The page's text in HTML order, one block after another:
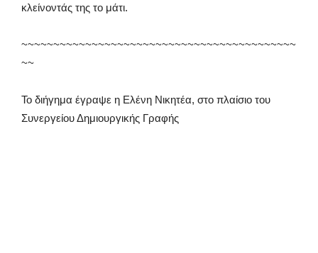
κλείνοντάς της το μάτι.
~~~~~~~~~~~~~~~~~~~~~~~~~~~~~~~~~~~~~~~~~~~
~~
Το διήγημα έγραψε η Ελένη Νικητέα, στο πλαίσιο του
Συνεργείου Δημιουργικής Γραφής